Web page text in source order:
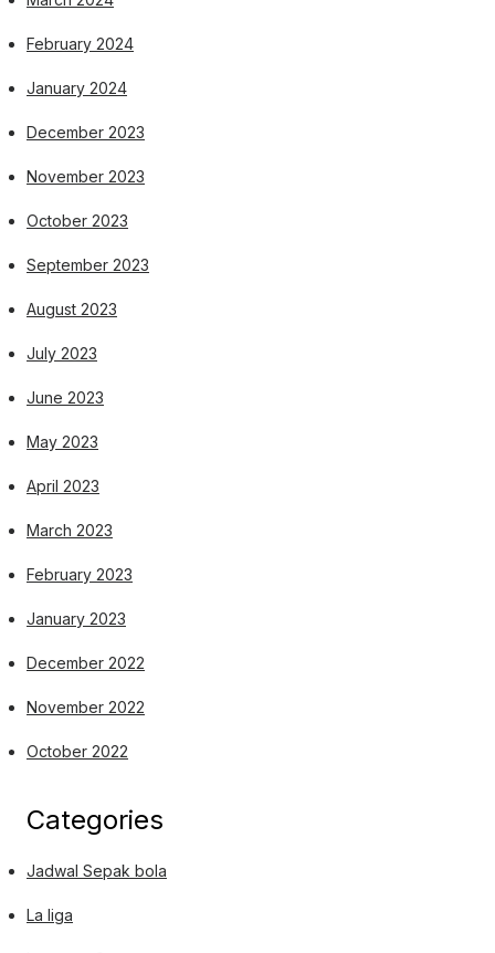
February 2024
January 2024
December 2023
November 2023
October 2023
September 2023
August 2023
July 2023
June 2023
May 2023
April 2023
March 2023
February 2023
January 2023
December 2022
November 2022
October 2022
Categories
Jadwal Sepak bola
La liga